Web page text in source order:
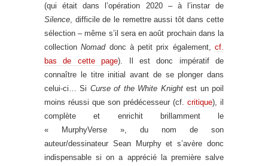
(qui était dans l’opération 2020 – à l’instar de
Silence, difficile de le remettre aussi tôt dans cette
sélection – même s’il sera en août prochain dans la
collectionNomaddonc à petit prix également,cf.
bas de cette page). Il est donc impératif de
connaître le titre initial avant de se plonger dans
celui-ci… Si Curse of the White Knightest un poil
moins réussi que son prédécesseur (cf. critique), il
complète et enrichit brillamment le
« MurphyVerse », du nom de son
auteur/dessinateur Sean Murphy et s’avère donc
indispensable si on a apprécié la première salve